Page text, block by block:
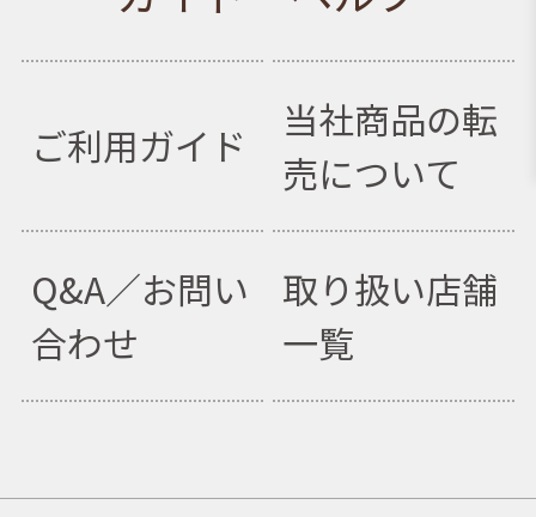
ご利用ガイド
当社商品の転
売について
Q&A／お問い
合わせ
取り扱い店舗
一覧